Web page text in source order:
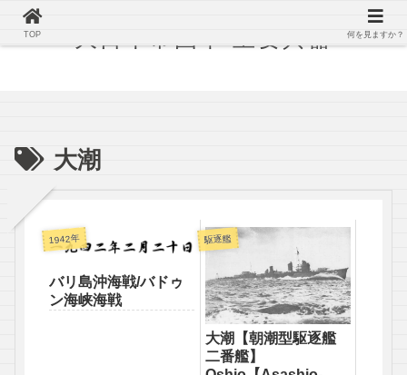
大潮
1942年
バリ島沖海戦/バドゥ
ン海峡海戦
駆逐艦
大潮【朝潮型駆逐艦
二番艦】
TOP 何を見ますか？